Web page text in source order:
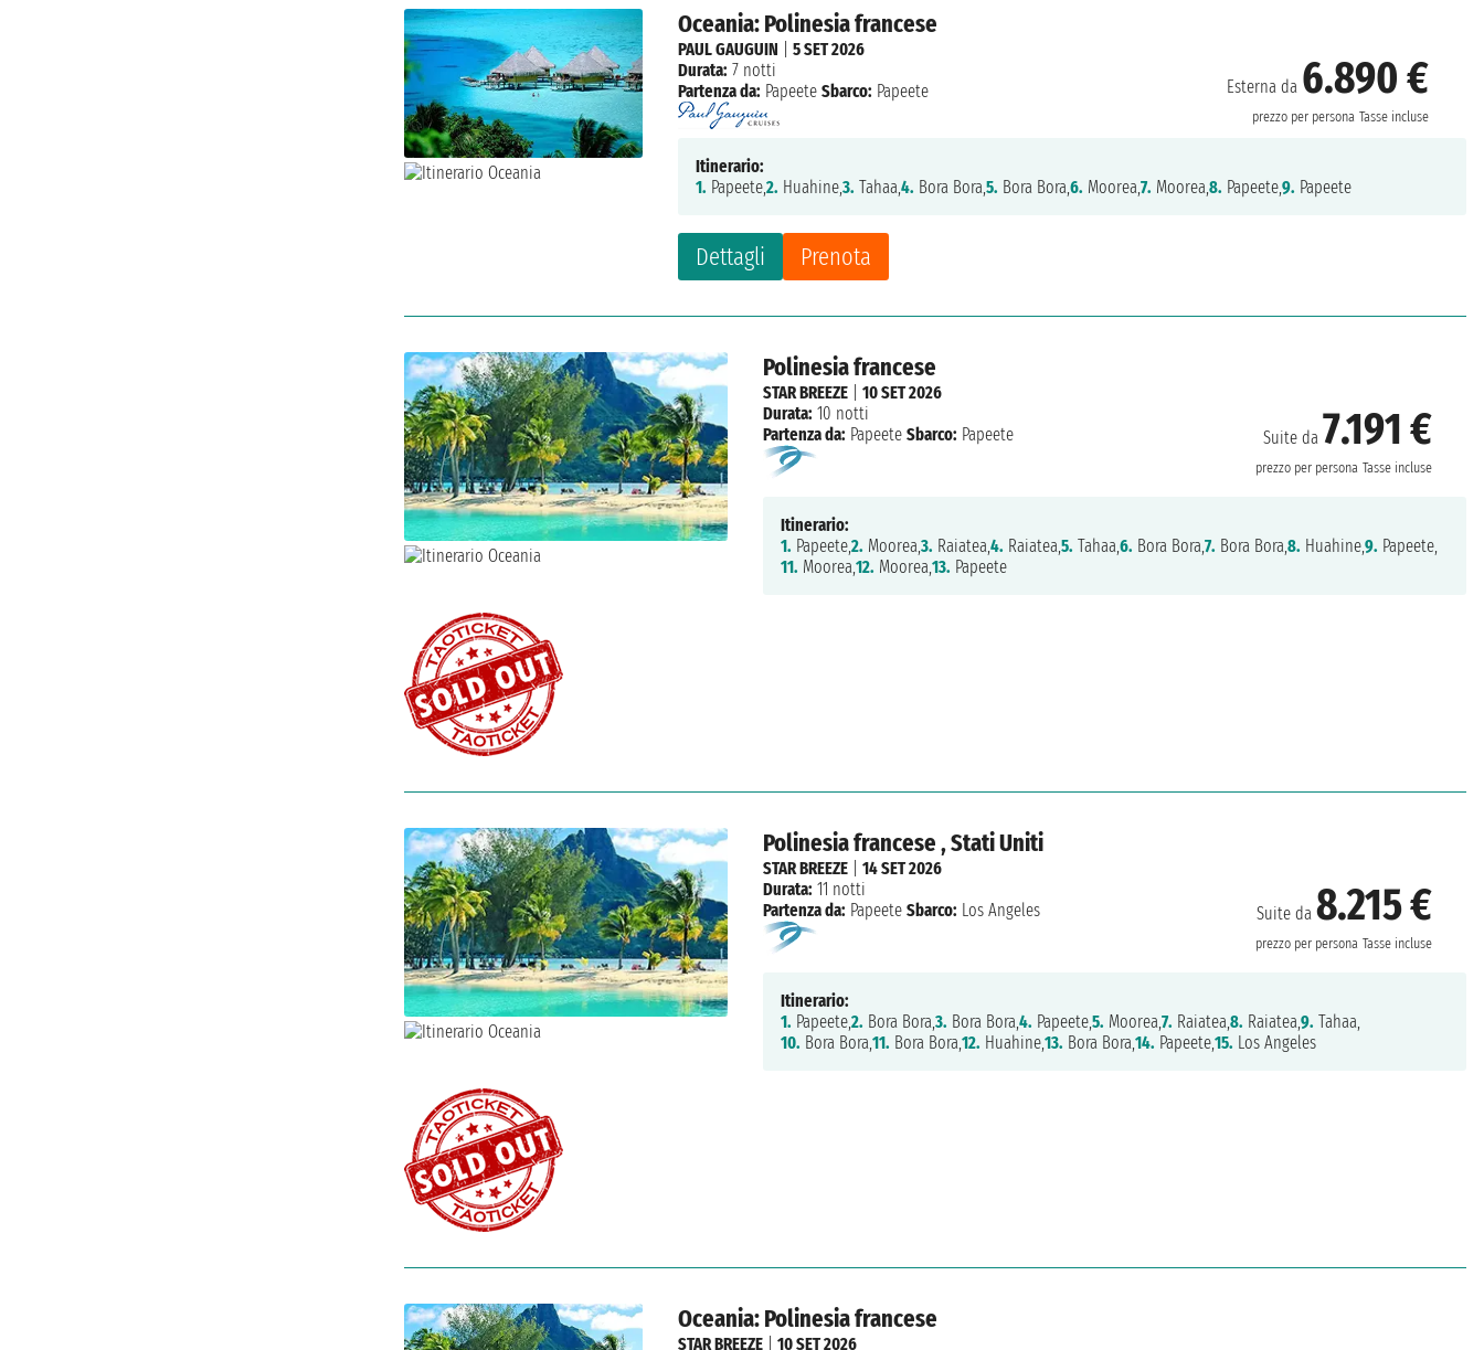
Oceania: Polinesia francese
Esterna da 6.890 €
prezzo per persona Tasse incluse
Dettagli Prenota
PAUL GAUGUIN |5 SET 2026
Durata: 7 notti
Partenza da: Papeete Sbarco: Papeete
Itinerario:
1. Papeete,2. Huahine,3. Tahaa,4. Bora Bora,5. Bora Bora,6. Moorea,7. Moorea,8. Papeete,9. Papeete
Polinesia francese
Suite da 7.191 €
prezzo per persona Tasse incluse
STAR BREEZE| 10 SET 2026
Durata: 10 notti
Partenza da: Papeete Sbarco: Papeete
Itinerario:
1. Papeete,2. Moorea,3. Raiatea,4. Raiatea,5. Tahaa,6. Bora Bora,7. Bora Bora,8. Huahine,9. Papeete,
11. Moorea,12. Moorea,13. Papeete
Polinesia francese , Stati Uniti
Suite da 8.215 €
prezzo per persona Tasse incluse
STAR BREEZE| 14 SET 2026
Durata: 11 notti
Partenza da: Papeete Sbarco: Los Angeles
Itinerario:
1. Papeete,2. Bora Bora,3. Bora Bora,4. Papeete,5. Moorea,7. Raiatea,8. Raiatea,9. Tahaa,
10. Bora Bora,11. Bora Bora,12. Huahine,13. Bora Bora,14. Papeete,15. Los Angeles
Oceania: Polinesia francese
STAR BREEZE |10 SET 2026